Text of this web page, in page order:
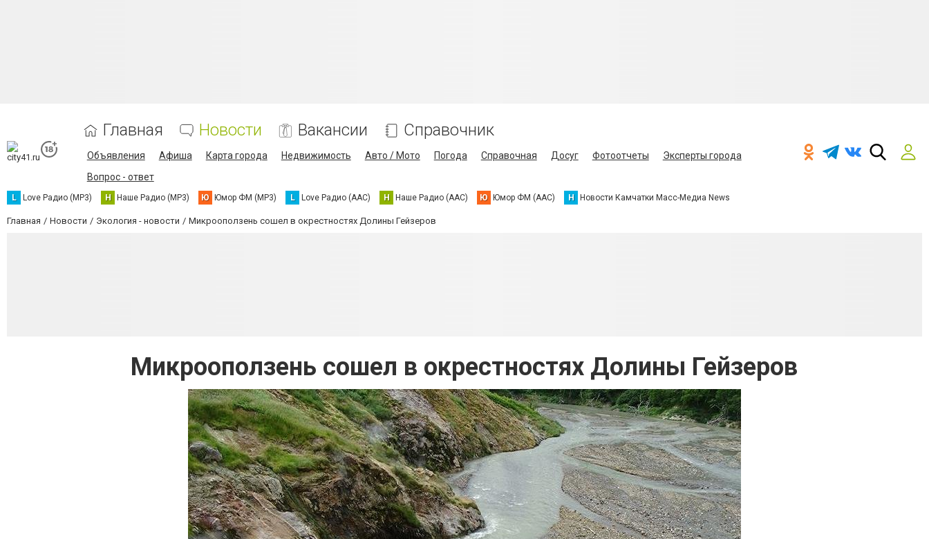
Главная Новости Вакансии Справочник
Объявления Афиша Карта города Недвижимость Авто / Мото Погода Справочная Досуг Фотоотчеты
Эксперты города
Вопрос - ответ
L Love Радио (MP3) Н Наше Радио (MP3) Ю Юмор ФМ (MP3) L Love Радио (AAC) Н Наше Радио (AAC) Ю Юмор ФМ (AAC) Н Новости Камчатки Масс-Медиа News
Главная Новости Экология - новости Микрооползень сошел в окрестностях Долины Гейзеров
Микрооползень сошел в окрестностях Долины Гейзеров